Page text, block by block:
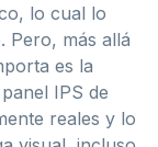
lo cual lo
Pero, más allá
es la
IPS de
reales y lo